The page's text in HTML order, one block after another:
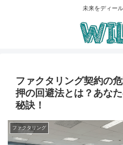
未来をディー
ファクタリング契約の
押の回避法とは？あな
秘訣！
ファクタリング